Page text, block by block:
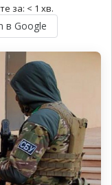
за: < 1 хв.
в Google